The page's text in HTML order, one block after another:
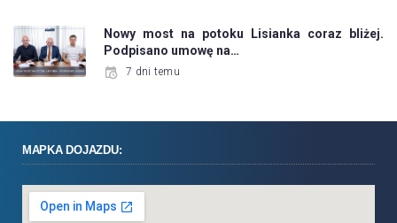
Nowy most na potoku Lisianka coraz bliżej.
Podpisano umowę na…
7 dni temu
MAPKA DOJAZDU: